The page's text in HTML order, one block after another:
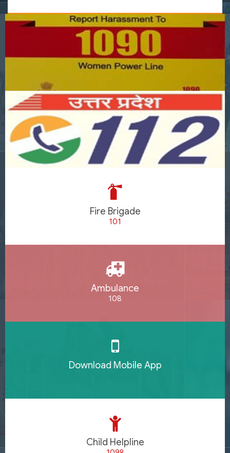
Fire Brigade
101
Ambulance
108
Download Mobile App
Child Helpline